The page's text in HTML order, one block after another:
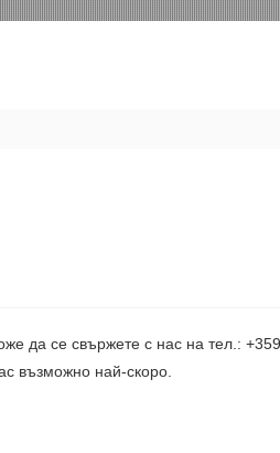
да се свържете с нас на тел.:
възможно най-скоро.